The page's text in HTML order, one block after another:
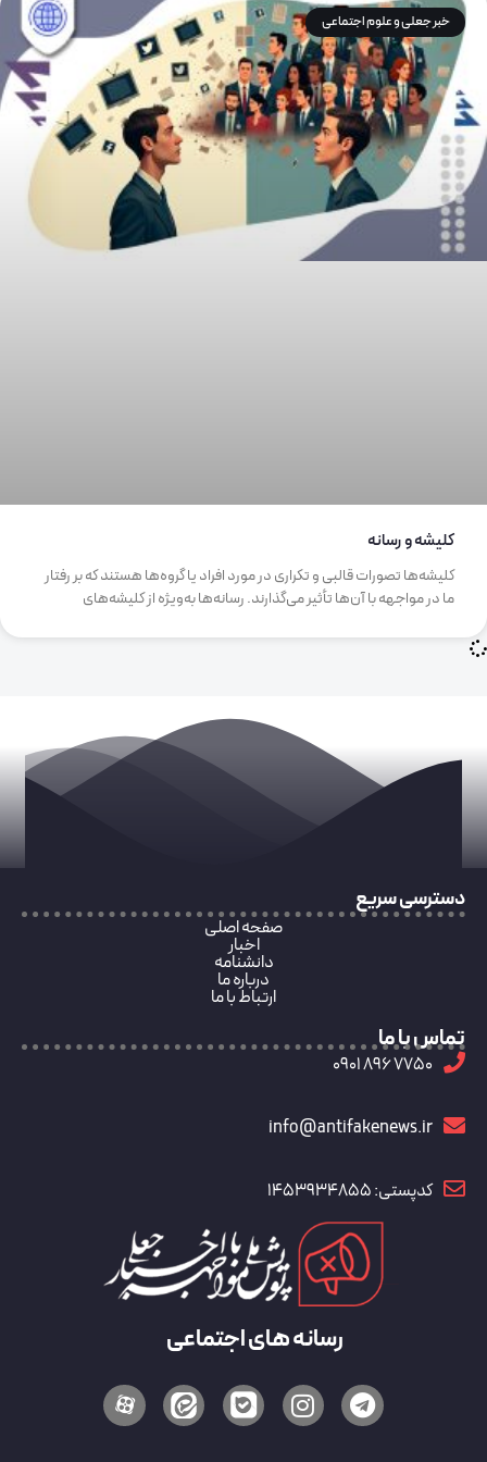
خبر جعلی و علوم اجتماعی
کلیشه‌ و رسانه
کلیشه‌ها تصورات قالبی و تکراری در مورد افراد یا گروه‌ها هستند که بر رفتار
ما در مواجهه با آن‌ها تأثیر می‌گذارند. رسانه‌ها به‌ویژه از کلیشه‌های
دسترسی سریع
صفحه اصلی
اخبار
دانشنامه
درباره ما
ارتباط با ما
تماس با ما
7750 896 0901
info@antifakenews.ir
کدپستی: 1453934855
رسانه های اجتماعی